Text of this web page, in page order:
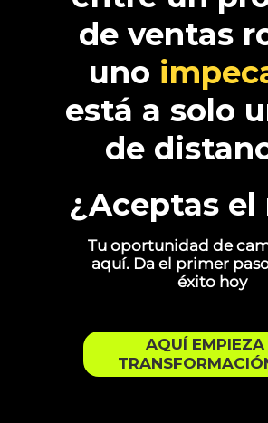
de ventas
uno
está a solo
de
¿Aceptas el
Tu oportunidad de
aquí. Da el primer
éxito hoy
AQUÍ EMPIEZA